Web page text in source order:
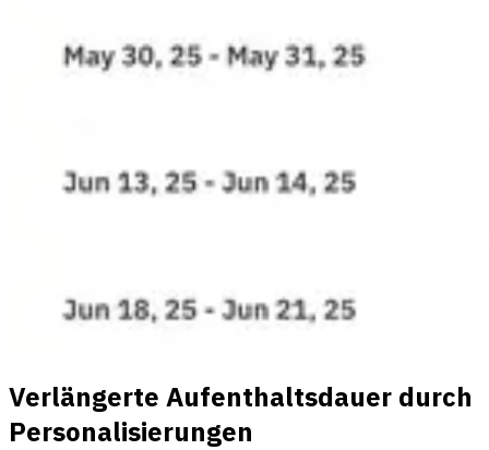
Verlängerte Aufenthaltsdauer durch
Personalisierungen